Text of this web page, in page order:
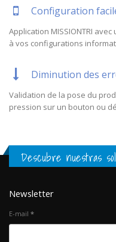
Configuration
Application MISSIONTRI
à vos configurations
Diminution des
Validation de la pose du
pression sur un bouton ou
Descubre nuestras
Newsletter
E-mail *